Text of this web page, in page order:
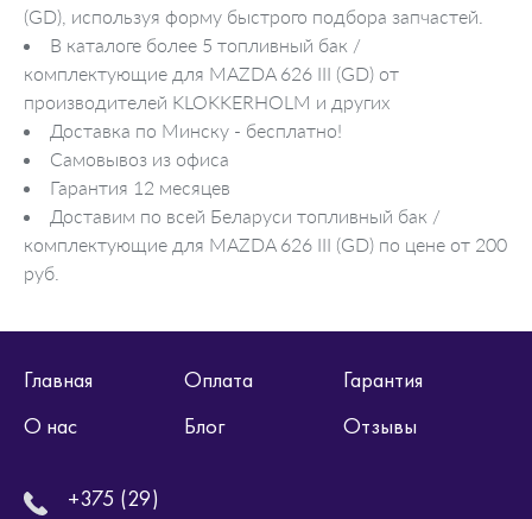
(GD), используя форму быстрого подбора запчастей.
В каталоге более 5 топливный бак /
комплектующие для MAZDA 626 III (GD) от
производителей KLOKKERHOLM и других
Доставка по Минску - бесплатно!
Самовывоз из офиса
Гарантия 12 месяцев
Доставим по всей Беларуси топливный бак /
комплектующие для MAZDA 626 III (GD) по цене от 200
руб.
Главная Оплата
Гарантия
О нас
Блог Отзывы
+375 (29)